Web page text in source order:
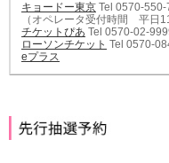
キョードー東京 Tel 0570-550-
（オペレータ受付時間 平日
チケットぴあ Tel 0570-02-
ローソンチケット Tel 0570-
eプラス